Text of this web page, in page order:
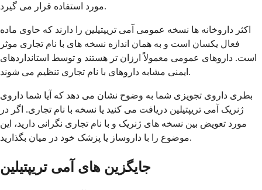
مورد استفاده قرار می گیرد.
اکثر داروخانه ها نسخه عمومی آمی تریپتیلین را دارند که حاوی ماده
فعال یکسان است و به همان اندازه نسخه های با نام تجاری موثر
است. داروهای عمومی معمولاً ارزان تر هستند و توسط استانداردهای
ایمنی مشابه داروهای با نام تجاری تنظیم می شوند.
بطری داروی تجویزی شما به وضوح نشان می دهد که آیا شما داروی
ژنریک آمی تریپتیلین دریافت می کنید یا نسخه با نام تجاری. اگر در
مورد تعویض بین نسخه های ژنریک و با نام تجاری نگرانی دارید، این
موضوع را با داروساز یا پزشک خود در میان بگذارید.
جایگزین های آمی تریپتیلین